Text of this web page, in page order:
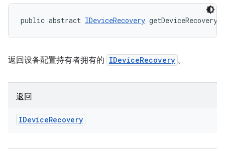
public abstract IDeviceRecovery getDeviceRecovery
返回设备配置持有者拥有的 IDeviceRecovery 。
返回
IDeviceRecovery